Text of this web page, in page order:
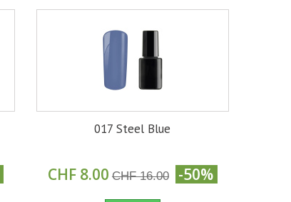
017 Steel Blue
CHF 8.00 CHF 16.00 -50%